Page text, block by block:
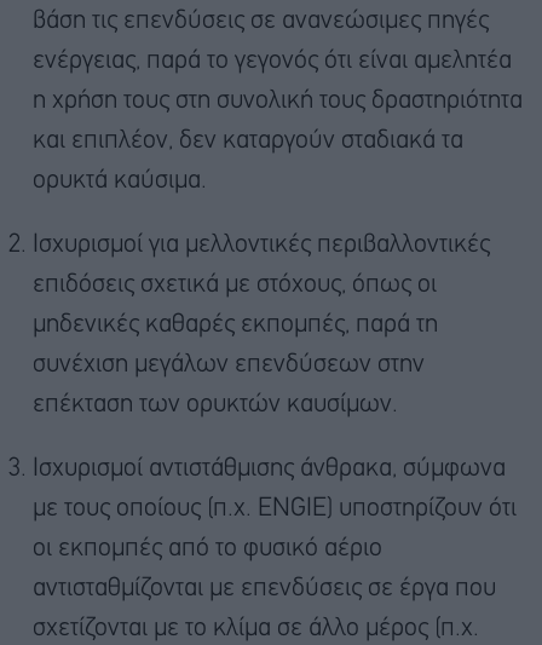
βάση τις επενδύσεις σε ανανεώσιμες πηγές
ενέργειας, παρά το γεγονός ότι είναι αμελητέα
η χρήση τους στη συνολική τους δραστηριότητα
και επιπλέον, δεν καταργούν σταδιακά τα
ορυκτά καύσιμα.
Ισχυρισμοί για μελλοντικές περιβαλλοντικές
επιδόσεις σχετικά με στόχους, όπως οι
μηδενικές καθαρές εκπομπές, παρά τη
συνέχιση μεγάλων επενδύσεων στην
επέκταση των ορυκτών καυσίμων.
Ισχυρισμοί αντιστάθμισης άνθρακα, σύμφωνα
με τους οποίους (π.χ. ENGIE) υποστηρίζουν ότι
οι εκπομπές από το φυσικό αέριο
αντισταθμίζονται με επενδύσεις σε έργα που
σχετίζονται με το κλίμα σε άλλο μέρος (π.χ.